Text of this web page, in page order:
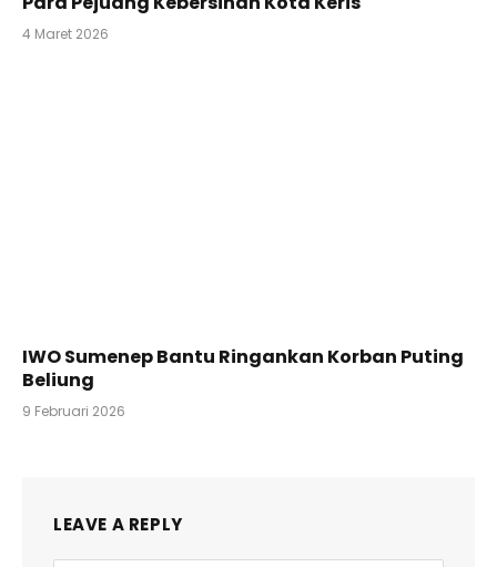
4 Maret 2026
IWO Sumenep Bantu Ringankan Korban Puting
Beliung
9 Februari 2026
LEAVE A REPLY